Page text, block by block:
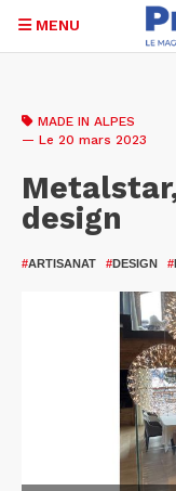
contenu
MENU
MADE IN ALPES
— Le 20 mars 2023
design
#ARTISANAT #DESIGN #